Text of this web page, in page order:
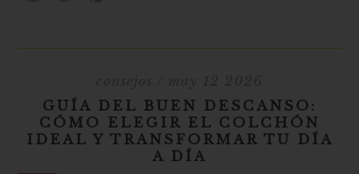
GUÍA DEL BUEN DESCANSO:
CÓMO ELEGIR EL COLCHÓN
IDEAL Y TRANSFORMAR TU DÍA
A DÍA